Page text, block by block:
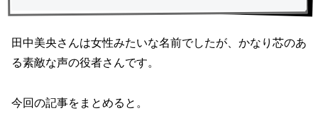
田中美央さんは女性みたいな名前でしたが、かなり芯のあ
る素敵な声の役者さんです。
今回の記事をまとめると。